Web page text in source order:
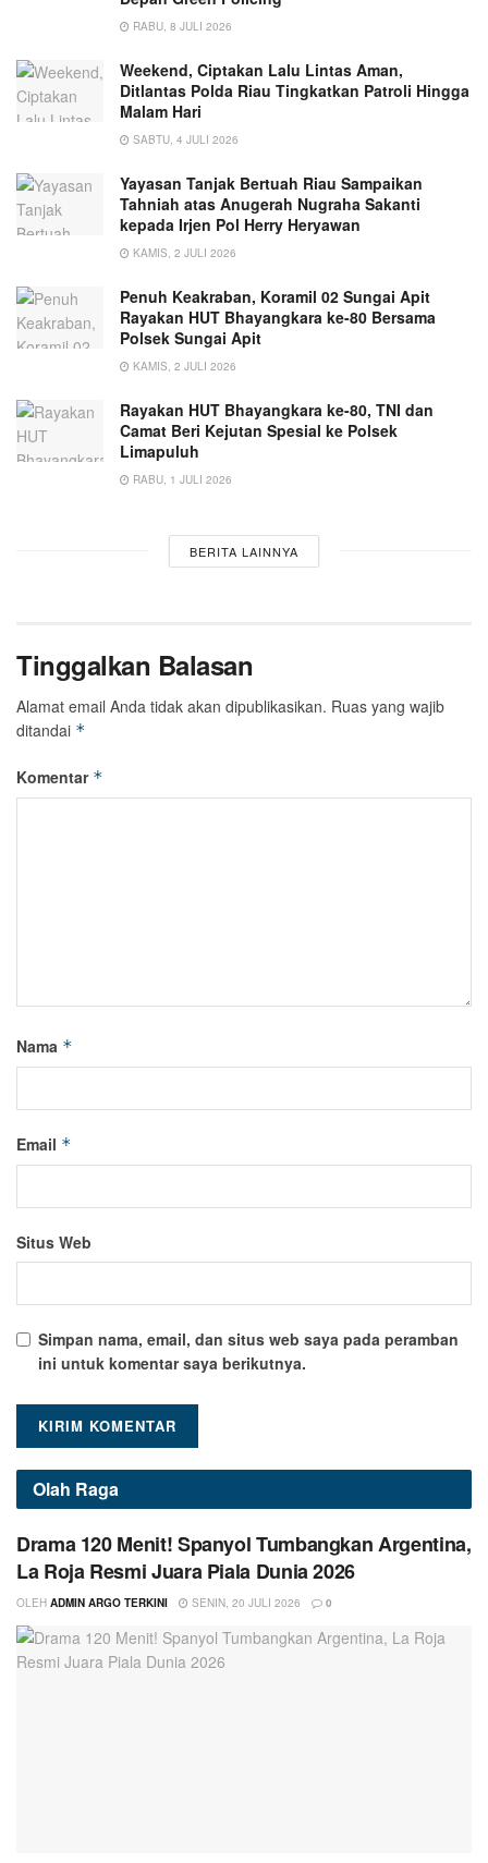
RABU, 8 JULI 2026
Weekend, Ciptakan Lalu Lintas Aman,
Ditlantas Polda Riau Tingkatkan Patroli Hingga
Malam Hari
SABTU, 4 JULI 2026
Yayasan Tanjak Bertuah Riau Sampaikan
Tahniah atas Anugerah Nugraha Sakanti
kepada Irjen Pol Herry Heryawan
KAMIS, 2 JULI 2026
Penuh Keakraban, Koramil 02 Sungai Apit
Rayakan HUT Bhayangkara ke-80 Bersama
Polsek Sungai Apit
KAMIS, 2 JULI 2026
Rayakan HUT Bhayangkara ke-80, TNI dan
Camat Beri Kejutan Spesial ke Polsek
Limapuluh
RABU, 1 JULI 2026
BERITA LAINNYA
Tinggalkan Balasan
Alamat email Anda tidak akan dipublikasikan. Ruas yang wajib
ditandai *
Komentar *
Nama *
Email *
Situs Web
Simpan nama, email, dan situs web saya pada peramban
ini untuk komentar saya berikutnya.
Olah Raga
Drama 120 Menit! Spanyol Tumbangkan Argentina,
La Roja Resmi Juara Piala Dunia 2026
OLEH ADMIN ARGO TERKINI SENIN, 20 JULI 2026 0